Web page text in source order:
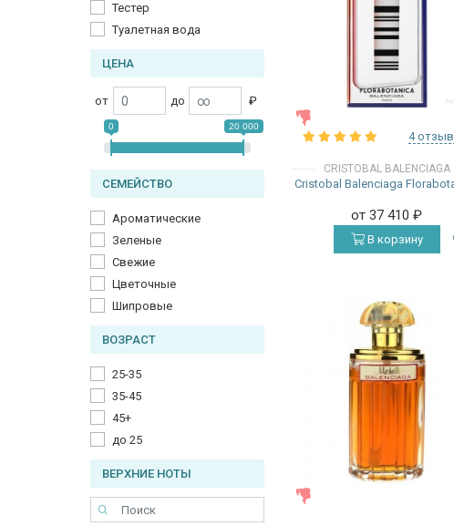
Тестер
Туалетная вода
ЦЕНА
от до ₽
0 20 000
СЕМЕЙСТВО
Ароматические
Зеленые
Свежие
Цветочные
Шипровые
ВОЗРАСТ
25-35
35-45
45+
до 25
ВЕРХНИЕ НОТЫ
4
CRISTOBAL BALENCIAGA
Cristobal Balenciaga
от 37 410₽
В корзину